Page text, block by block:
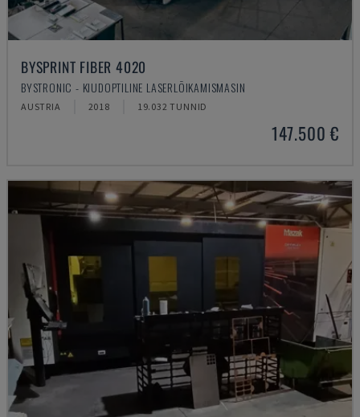
BYSPRINT FIBER 4020
BYSTRONIC - KIUDOPTILINE LASERLÕIKAMISMASIN
AUSTRIA 2018 19.032 TUNNID
147.500 €